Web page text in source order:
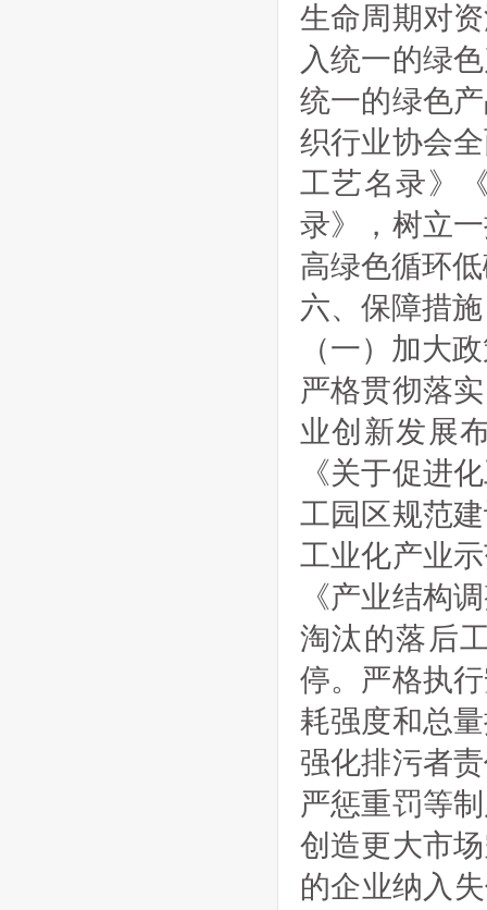
生命周期对
入统一的绿
统一的绿色
织行业协会
工艺名录》
录》，树立
高绿色循环
六、保障措施
（一）加大
严格贯彻落
业创新发展
《关于促进
工园区规范
工业化产业
《产业结构
淘汰的落后
停。严格执
耗强度和总
强化排污者
严惩重罚等
创造更大市
的企业纳入